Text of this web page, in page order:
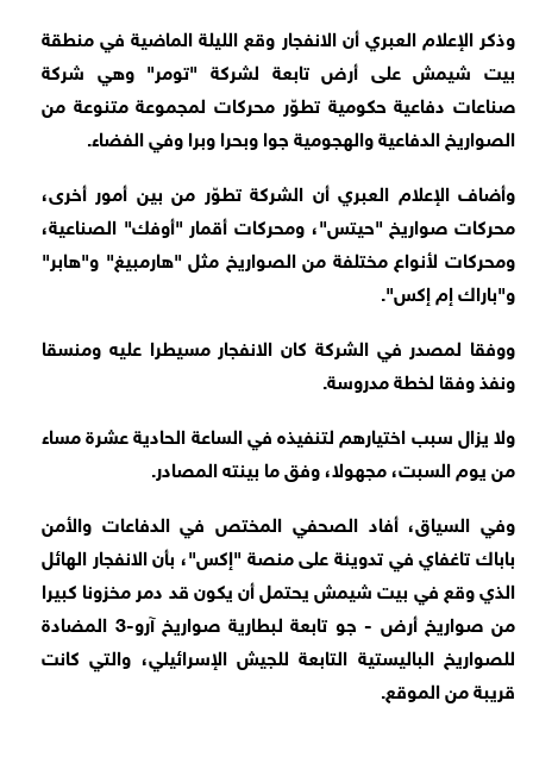
وذكر الإعلام العبري أن الانفجار وقع الليلة الماضية في منطقة
بيت شيمش على أرض تابعة لشركة "تومر" وهي شركة
صناعات دفاعية حكومية تطوّر محركات لمجموعة متنوعة من
الصواريخ الدفاعية والهجومية جوا وبحرا وبرا وفي الفضاء.
وأضاف الإعلام العبري أن الشركة تطوّر من بين أمور أخرى،
محركات صواريخ "حيتس"، ومحركات أقمار "أوفك" الصناعية،
ومحركات لأنواع مختلفة من الصواريخ مثل "هارمبيغ" و"هابر"
و"باراك إم إكس".
ووفقا لمصدر في الشركة كان الانفجار مسيطرا عليه ومنسقا
ونفذ وفقا لخطة مدروسة.
ولا يزال سبب اختيارهم لتنفيذه في الساعة الحادية عشرة مساء
من يوم السبت، مجهولا، وفق ما بينته المصادر.
وفي السياق، أفاد الصحفي المختص في الدفاعات والأمن
باباك تاغفاي في تدوينة على منصة "إكس"، بأن الانفجار الهائل
الذي وقع في بيت شيمش يحتمل أن يكون قد دمر مخزونا كبيرا
من صواريخ أرض - جو تابعة لبطارية صواريخ آرو-3 المضادة
للصواريخ الباليستية التابعة للجيش الإسرائيلي، والتي كانت
قريبة من الموقع.